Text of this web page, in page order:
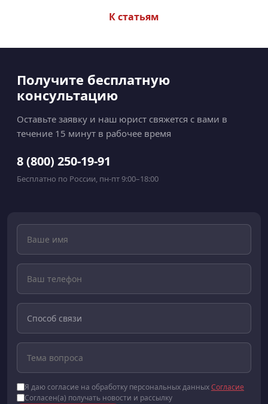
К статьям
Получите бесплатную
консультацию
Оставьте заявку и наш юрист свяжется с вами в
течение 15 минут в рабочее время
8 (800) 250-19-91
Бесплатно по России, пн-пт 9:00–18:00
Я даю согласие на обработку персональных данныхСогласие
Согласен(а) получать новости и рассылку